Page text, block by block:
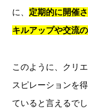
に、 定期的に開催
キルアップや交流
このように、クリ
スピレーションを
ていると言えるでし